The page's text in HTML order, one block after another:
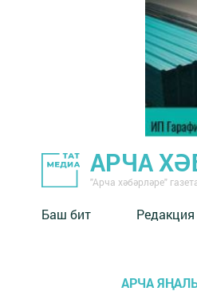
АРЧА
"Арча хәбәрләре"
Баш бит Редакция
АРЧА